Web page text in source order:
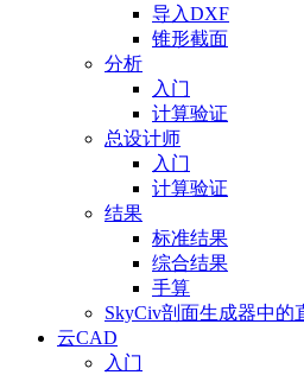
导入DXF
锥形截面
分析
入门
计算验证
总设计师
入门
计算验证
结果
标准结果
综合结果
手算
SkyCiv剖面生成器中的
云CAD
入门